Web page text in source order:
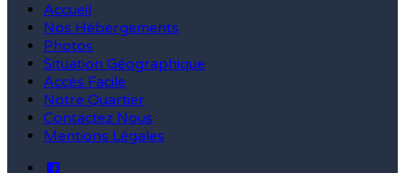
Accueil
Nos Hébergements
Photos
Situation Géographique
Accès Facile
Notre Quartier
Contactez Nous
Mentions Légales